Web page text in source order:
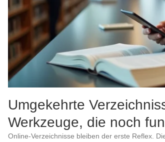
Umgekehrte
Werkzeuge, die noch
Online-Verzeichnisse bleiben der erste Reflex.